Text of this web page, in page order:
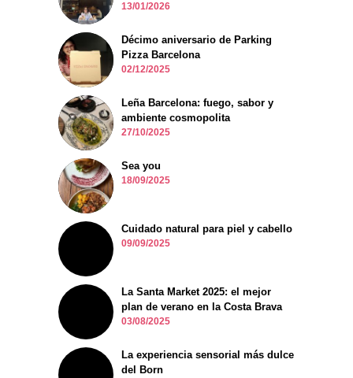
13/01/2026
Décimo aniversario de Parking
Pizza Barcelona
02/12/2025
Leña Barcelona: fuego, sabor y
ambiente cosmopolita
27/10/2025
Sea you
18/09/2025
Cuidado natural para piel y cabello
09/09/2025
La Santa Market 2025: el mejor
plan de verano en la Costa Brava
03/08/2025
La experiencia sensorial más dulce
del Born